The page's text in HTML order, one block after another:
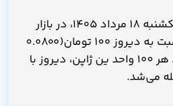
قیمت صد ین ژاپن امروز یکشنبه ۱۸ مرداد ۱۴۰۵، در بازار
۱۱۷,۹۰۰ تومان است که نسبت به دیروز ۱۰۰ تومان(۰.۰۸۰۰
درصد) افزایش یافته است. هر ۱۰۰ واحد ین ژاپن، دیروز با